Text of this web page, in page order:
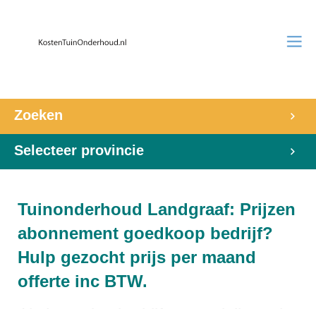
Zoeken
Selecteer provincie
Tuinonderhoud Landgraaf: Prijzen
abonnement goedkoop bedrijf?
Hulp gezocht prijs per maand
offerte inc BTW.